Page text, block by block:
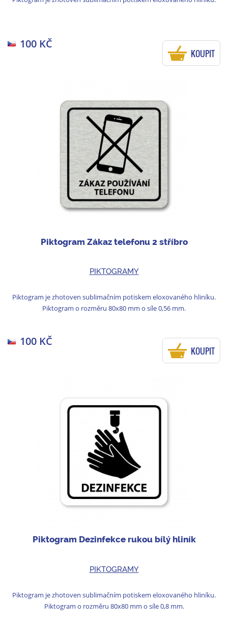
100 KČ
KOUPIT
Piktogram Zákaz telefonu 2 stříbro
PIKTOGRAMY
Piktogram je zhotoven sublimačním potiskem eloxovaného hliníku.
Piktogram o rozměru 80x80 mm o síle 0,56 mm.
100 KČ
KOUPIT
Piktogram Dezinfekce rukou bílý hliník
PIKTOGRAMY
Piktogram je zhotoven sublimačním potiskem eloxovaného hliníku.
Piktogram o rozměru 80x80 mm o síle 0,8 mm.